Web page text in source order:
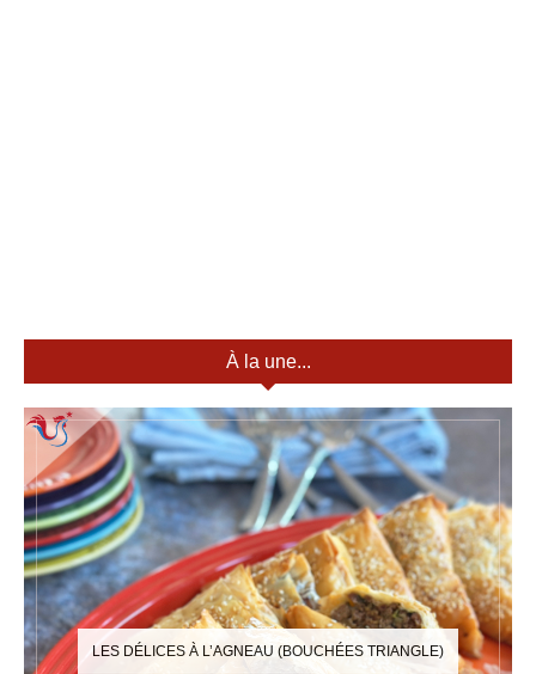
À la une...
LES DÉLICES À L’AGNEAU (BOUCHÉES TRIANGLE)